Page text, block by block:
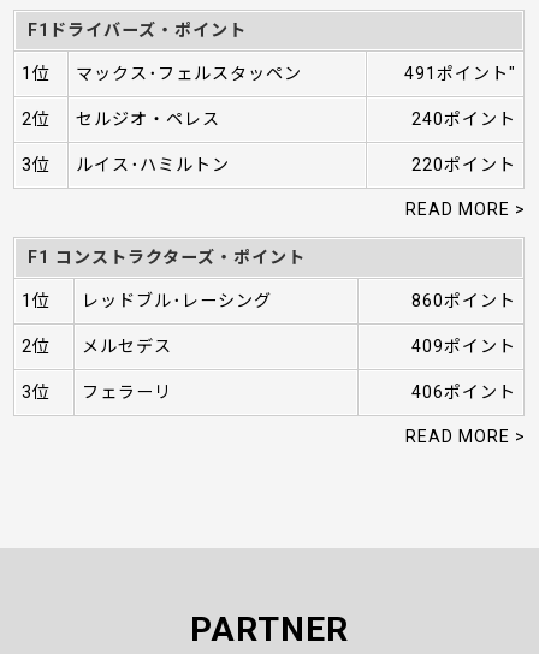
F1ドライバーズ・ポイント
1位 マックス･フェルスタッペン 491ポイント"
2位 セルジオ・ペレス 240ポイント
3位 ルイス･ハミルトン 220ポイント
READ MORE >
F1 コンストラクターズ・ポイント
1位 レッドブル･レーシング 860ポイント
2位 メルセデス 409ポイント
3位 フェラーリ 406ポイント
READ MORE >
PARTNER